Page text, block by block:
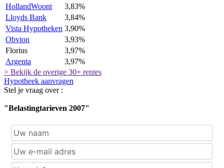
HollandWoont
3,83%
Lloyds Bank
3,84%
Vista Hypotheken 3,90%
Obvion
3,93%
Florius
3,97%
Argenta
3,97%
> Bekijk de overige 30+ rentes
Hypotheek aanvragen
Stel je vraag over :
"Belastingtarieven 2007"